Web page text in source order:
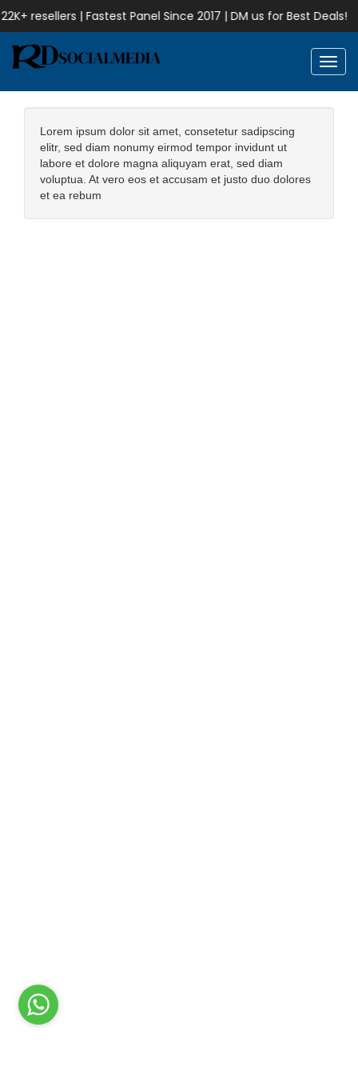
resellers | Fastest Panel Since 2017 | DM us for Best Deals!
Lorem ipsum dolor sit amet, consetetur sadipscing
elitr, sed diam nonumy eirmod tempor invidunt ut
labore et dolore magna aliquyam erat, sed diam
voluptua. At vero eos et accusam et justo duo dolores
et ea rebum